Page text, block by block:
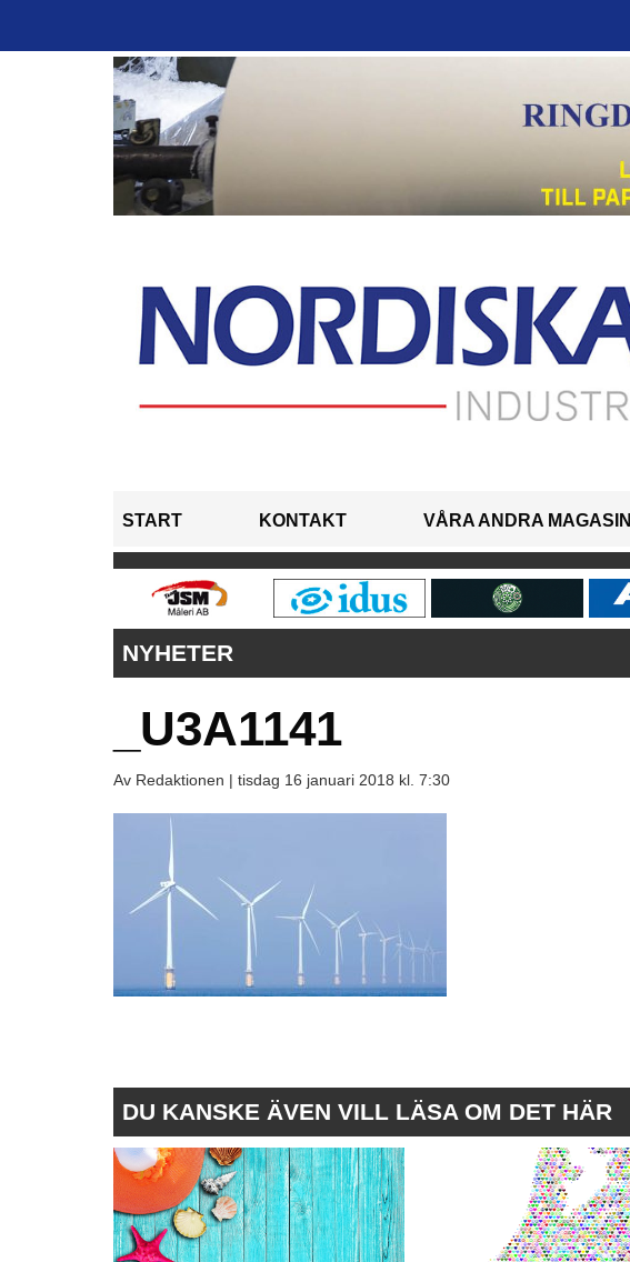
START KONTAKT VÅRA ANDRA MAGASIN
NYHETER
_U3A1141
Av Redaktionen | tisdag 16 januari 2018 kl. 7:30
DU KANSKE ÄVEN VILL LÄSA OM DET HÄR